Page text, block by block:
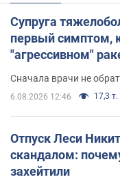
Супруга
первый симптом,
"агрессивном"
Сначала врачи не
6.08.2026 12:46 17,3 т.
Отпуск Леси
скандалом:
захейтили